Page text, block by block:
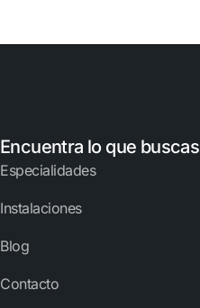
Encuentra lo que buscas
Especialidades
Instalaciones
Blog
Contacto